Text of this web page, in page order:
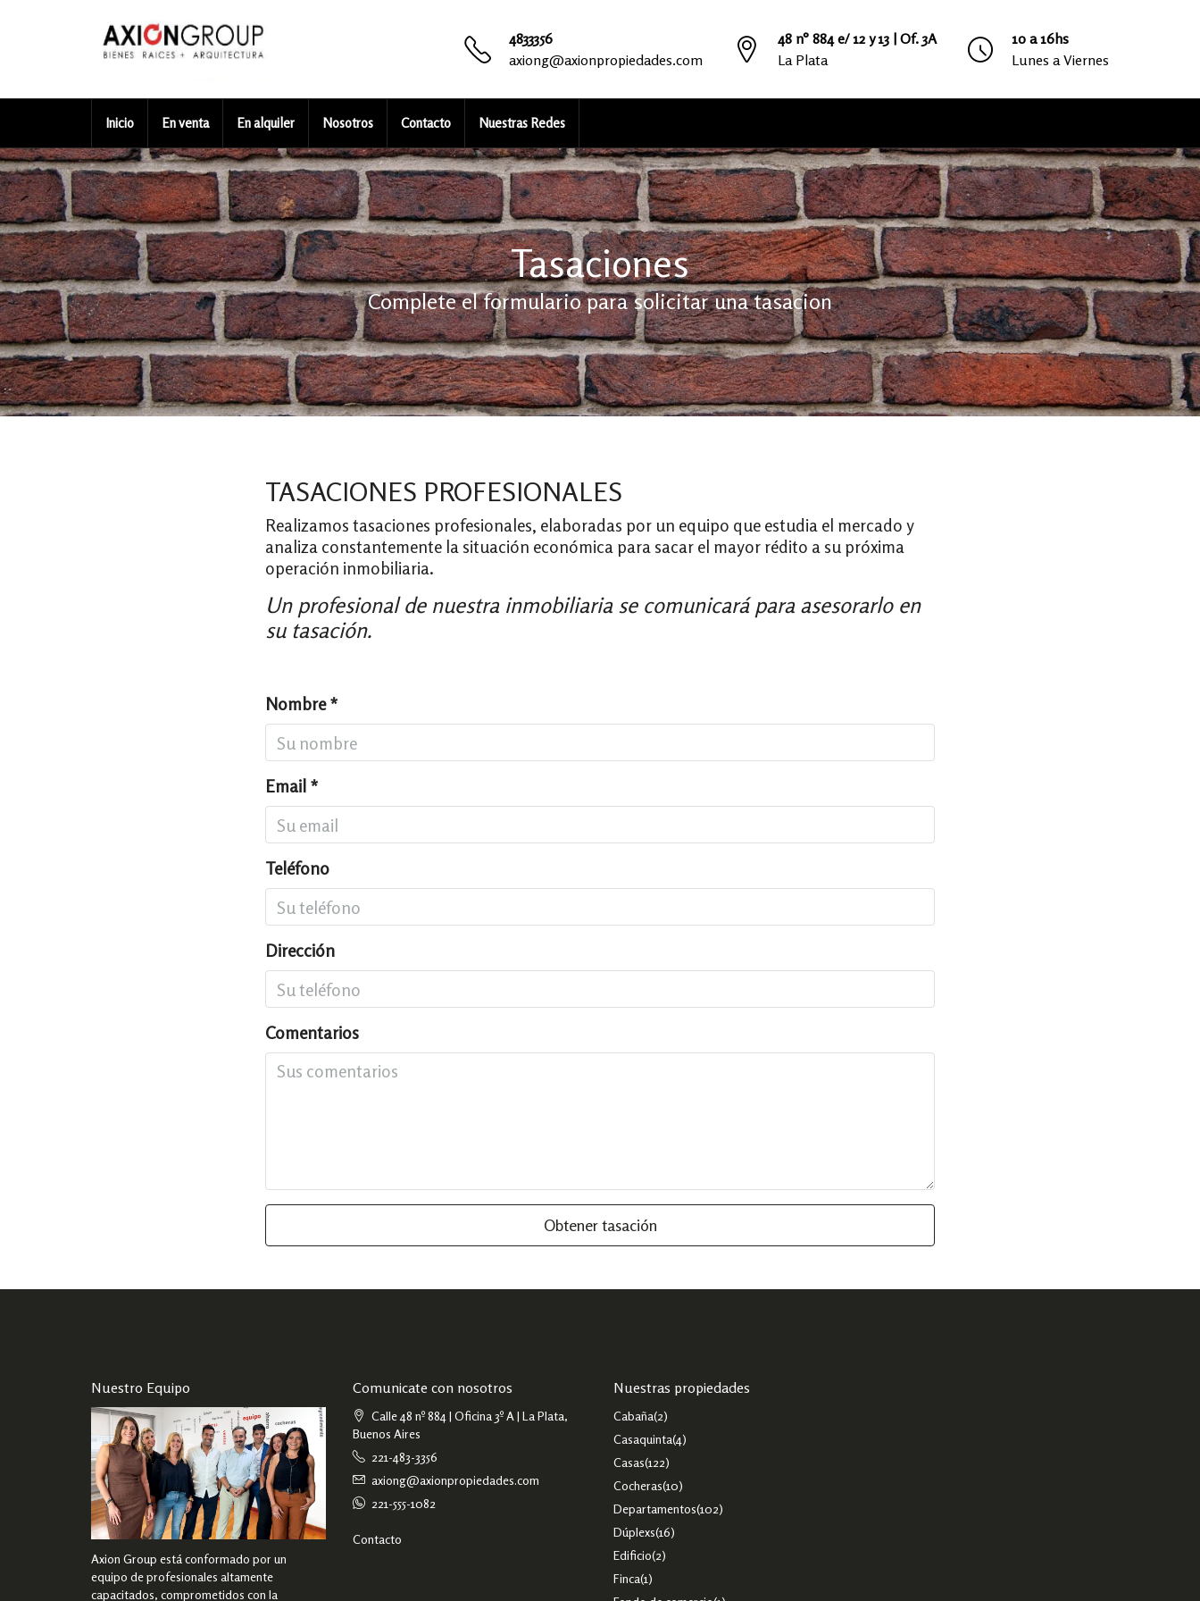
4833356
axiong@axionpropiedades.com
48 n° 884 e/ 12 y 13 | Of. 3A
La Plata
10 a 16hs
Lunes a Viernes
Inicio En venta En alquiler Nosotros Contacto Nuestras Redes
Tasaciones
Complete el formulario para solicitar una tasacion
TASACIONES PROFESIONALES
Realizamos tasaciones profesionales, elaboradas por un equipo que estudia el mercado y
analiza constantemente la situación económica para sacar el mayor rédito a su próxima
operación inmobiliaria.
Un profesional de nuestra inmobiliaria se comunicará para asesorarlo en
su tasación.
Nombre *
Email *
Teléfono
Dirección
Comentarios
Obtener tasación
Nuestro Equipo
Axion Group está conformado por un
equipo de profesionales altamente
capacitados, comprometidos con la
Comunicate con nosotros
Calle 48 nº 884 | Oficina 3º A | La Plata,
Buenos Aires
221-483-3356
axiong@axionpropiedades.com
221-555-1082
Contacto
Nuestras propiedades
Cabaña(2)
Casaquinta(4)
Casas(122)
Cocheras(10)
Departamentos(102)
Dúplexs(16)
Edificio(2)
Finca(1)